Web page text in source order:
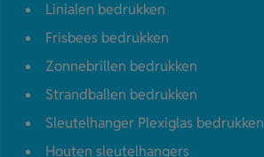
Linialen bedrukken
Frisbees bedrukken
Zonnebrillen bedrukken
Strandballen bedrukken
Sleutelhanger Plexiglas bedrukken
Houten sleutelhangers